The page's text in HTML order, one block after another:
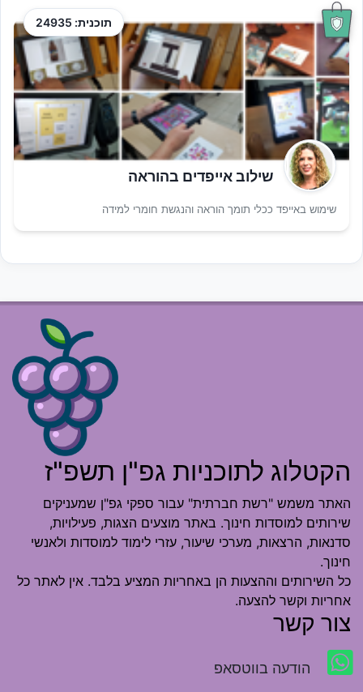
תוכנית: 24935
שילוב אייפדים בהוראה
שימוש באייפד ככלי תומך הוראה והנגשת חומרי למידה
הקטלוג לתוכניות גפ"ן תשפ"ז
האתר משמש "רשת חברתית" עבור ספקי גפ"ן שמעניקים
שירותים למוסדות חינוך. באתר מוצעים הצגות, פעילויות,
סדנאות, הרצאות, מערכי שיעור, עזרי לימוד למוסדות ולאנשי
חינוך.
כל השירותים וההצעות הן באחריות המציע בלבד. אין לאתר כל
אחריות וקשר להצעה.
צור קשר
הודעה בווטסאפ